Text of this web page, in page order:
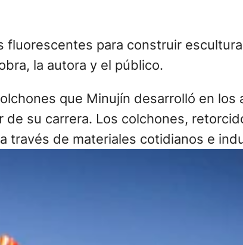
para construir
la autora y el público.
que Minujín desarrolló en los
su carrera. Los colchones,
través de materiales cotidianos e